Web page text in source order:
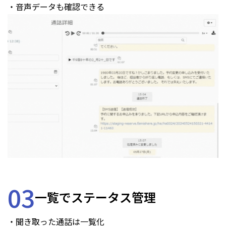
・音声データも確認できる
03一覧でステータス管理
・聞き取った通話は一覧化